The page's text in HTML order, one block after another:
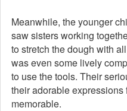
Meanwhile, the younger
saw sisters working
to stretch the dough with
was even some lively
to use the tools. Their
their adorable expressions
memorable.